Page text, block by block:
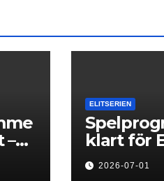
–
ELITSERIEN
klart för
Herr
2026-07-01